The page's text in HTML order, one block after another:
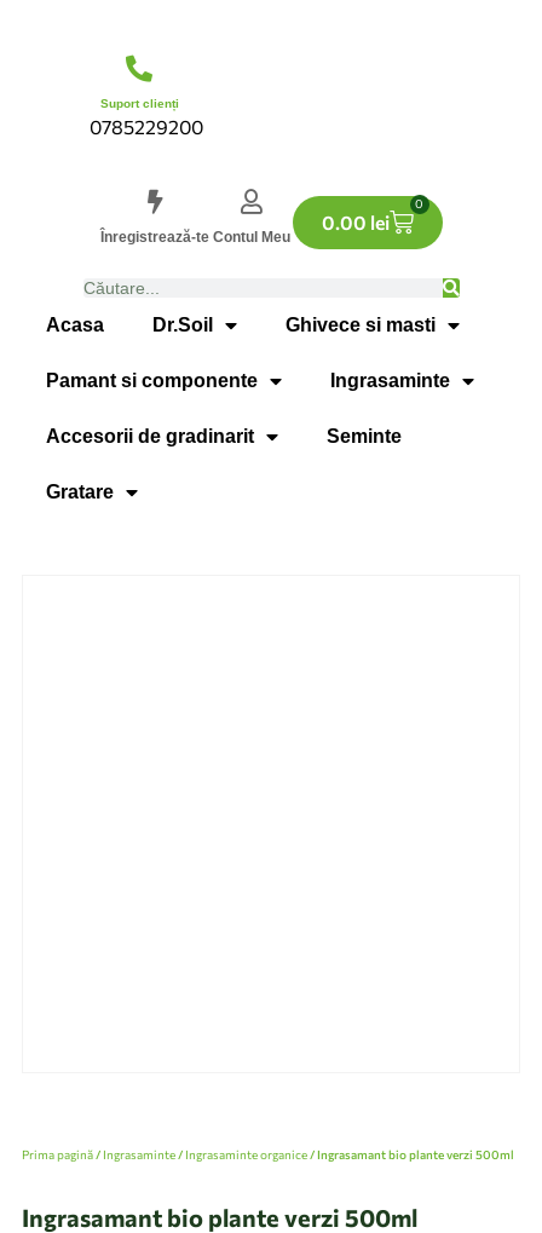
Suport clienți
0785229200
Înregistrează-te Contul Meu
0.00 lei
0
Acasa Dr.Soil Ghivece si masti
Pamant si componente Ingrasaminte
Accesorii de gradinarit Seminte
Gratare
Prima pagină/ Ingrasaminte/ Ingrasaminte organice/ Ingrasamant bio plante verzi 500ml
Ingrasamant bio plante verzi 500ml